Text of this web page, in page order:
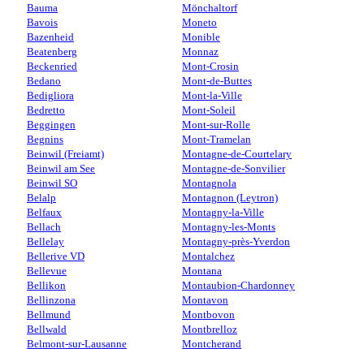
Bauma
Bavois
Bazenheid
Beatenberg
Beckenried
Bedano
Bedigliora
Bedretto
Beggingen
Begnins
Beinwil (Freiamt)
Beinwil am See
Beinwil SO
Belalp
Belfaux
Bellach
Bellelay
Bellerive VD
Bellevue
Bellikon
Bellinzona
Bellmund
Bellwald
Belmont-sur-Lausanne
Mönchaltorf
Moneto
Monible
Monnaz
Mont-Crosin
Mont-de-Buttes
Mont-la-Ville
Mont-Soleil
Mont-sur-Rolle
Mont-Tramelan
Montagne-de-Courtelary
Montagne-de-Sonvilier
Montagnola
Montagnon (Leytron)
Montagny-la-Ville
Montagny-les-Monts
Montagny-près-Yverdon
Montalchez
Montana
Montaubion-Chardonney
Montavon
Montbovon
Montbrelloz
Montcherand